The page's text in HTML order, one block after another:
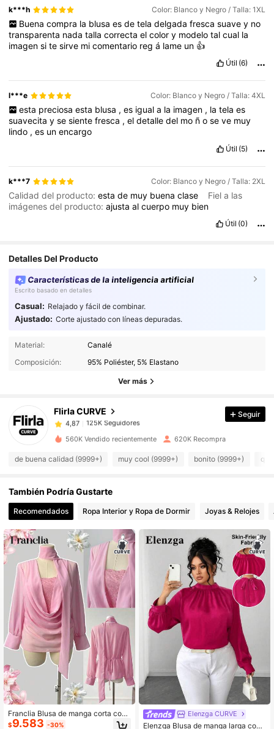
k***h Color: Blanco y Negro / Talla: 1XL
Buena compra la blusa es de tela delgada fresca suave y no
transparenta nadatallacorrectaelcolory modelotalcual la
imagensitesirve micomentario regá lame un 👍
Útil (6)
l***e Color: Blanco y Negro / Talla: 4XL
esta preciosa esta blusa , es igual a la imagen , la tela es
suavecitaysesientefresca ,eldetalledel mo ñoseve muy
lindo ,es unencargo
Útil (5)
k***7 Color: Blanco y Negro / Talla: 2XL
Calidad del producto:estade muy buenaclase
Fiel a las
imágenes del producto:ajustaalcuerpo muy bien
Útil (0)
Detalles Del Producto
Características de la inteligencia artificial
Escrito basado en detalles
Casual: Relajado y fácil de combinar.
Ajustado: Corte ajustado con líneas depuradas.
Material:
Canalé
Composición:
95% Poliéster, 5% Elastano
Ver más
Flirla CURVE
125K Seguidores
4,87
125K Seguidores
a***o
pagóHace 1 día
4,87
4,87 125K Seguidores
4,87 125K Seguidores
4,87 125K Seguidores
125K Seguidores
4,87 125K Seguidores
4,87 125K Seguidores
125K Seguidores
Seguir
560K Vendido recientemente 620K Recompra
de buena calidad (9999+) muy cool (9999+) bonito (9999+)
También Podría Gustarte
Recomendados Ropa Interior y Ropa de Dormir Joyas & Relojes
Franclia Blusa de manga corta con r
ibete de encaje estilo casual lindo j
$9.583 -30%
Elenzga CURVE
Elenzga Blusa de manga larga con